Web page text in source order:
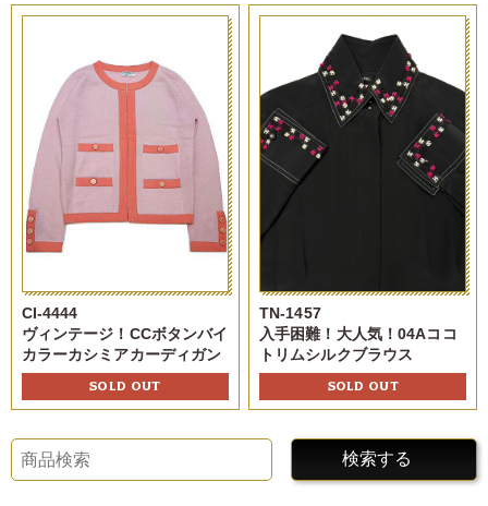
CI-4444
ヴィンテージ！CCボタンバイ
カラーカシミアカーディガン
SOLD OUT
TN-1457
入手困難！大人気！04Aココ
トリムシルクブラウス
SOLD OUT
検索する